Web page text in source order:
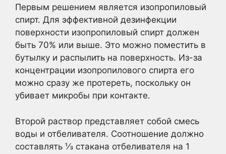
Первым решением является изопропиловый
спирт. Для эффективной дезинфекции
поверхности изопропиловый спирт должен
быть 70% или выше. Это можно поместить в
бутылку и распылить на поверхность. Из-за
концентрации изопропилового спирта его
можно сразу же протереть, поскольку он
убивает микробы при контакте.
Второй раствор представляет собой смесь
воды и отбеливателя. Соотношение должно
составлять ⅓ стакана отбеливателя на 1